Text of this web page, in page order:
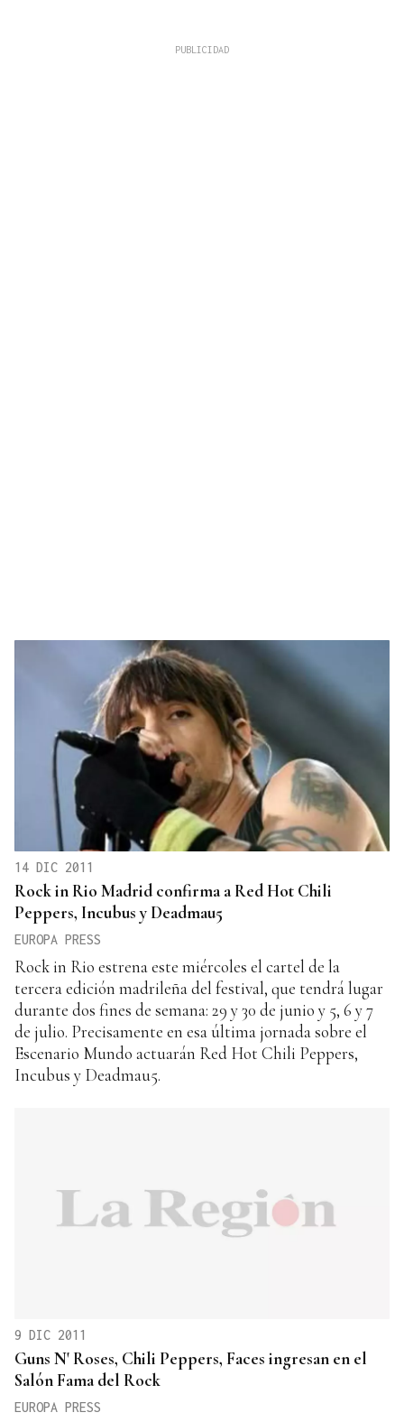
14 DIC 2011
Rock in Rio Madrid confirma a Red Hot Chili
Peppers, Incubus y Deadmau5
EUROPA PRESS
Rock in Rio estrena este miércoles el cartel de la
tercera edición madrileña del festival, que tendrá lugar
durante dos fines de semana: 29 y 30 de junio y 5, 6 y 7
de julio. Precisamente en esa última jornada sobre el
Escenario Mundo actuarán Red Hot Chili Peppers,
Incubus y Deadmau5.
9 DIC 2011
Guns N' Roses, Chili Peppers, Faces ingresan en el
Salón Fama del Rock
EUROPA PRESS